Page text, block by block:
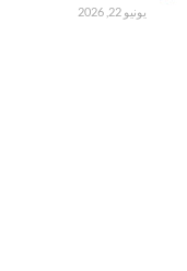
يونيو 22, 2026